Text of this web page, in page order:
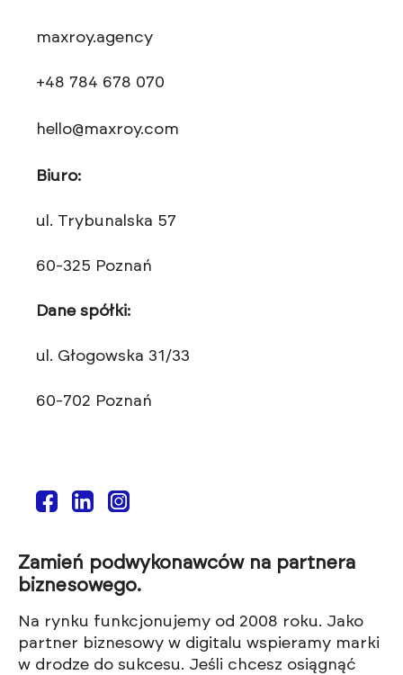
maxroy.agency
+48 784 678 070
hello@maxroy.com
Biuro:
ul. Trybunalska 57
60-325 Poznań
Dane spółki:
ul. Głogowska 31/33
60-702 Poznań
Zamień podwykonawców na partnera
biznesowego.
Na rynku funkcjonujemy od 2008 roku. Jako
partner biznesowy w digitalu wspieramy marki
w drodze do sukcesu. Jeśli chcesz osiągnąć